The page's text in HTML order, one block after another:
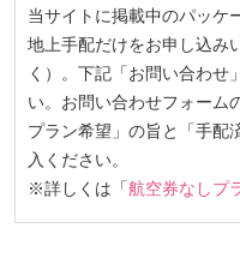
当サイトに掲載中のパッケ
地上手配だけをお申し込み
く）。下記「お問い合わせ
い。お問い合わせフォーム
プラン希望」の旨と「手配
入ください。
※詳しくは「航空券なしプ